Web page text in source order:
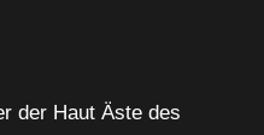
der Haut Äste des